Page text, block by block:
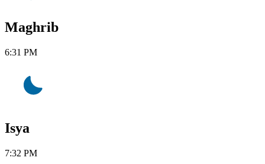
Maghrib
6:31 PM
Isya
7:32 PM